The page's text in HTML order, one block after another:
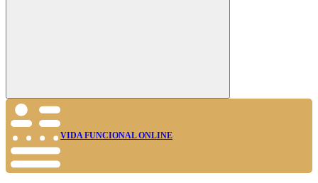
Buscar
VIDA FUNCIONAL ONLINE